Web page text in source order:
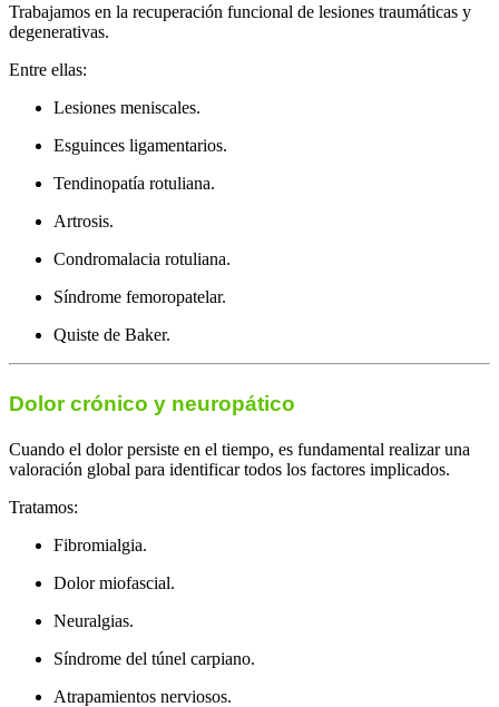
Trabajamos en la recuperación funcional de lesiones traumáticas y
degenerativas.
Entre ellas:
Lesiones meniscales.
Esguinces ligamentarios.
Tendinopatía rotuliana.
Artrosis.
Condromalacia rotuliana.
Síndrome femoropatelar.
Quiste de Baker.
Dolor crónico y neuropático
Cuando el dolor persiste en el tiempo, es fundamental realizar una
valoración global para identificar todos los factores implicados.
Tratamos:
Fibromialgia.
Dolor miofascial.
Neuralgias.
Síndrome del túnel carpiano.
Atrapamientos nerviosos.